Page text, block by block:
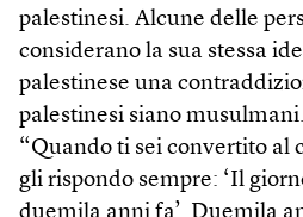
palestinesi. Alcune delle
considerano la sua stessa
palestinese una
palestinesi siano
“Quando ti sei convertito al
gli rispondo sempre: ‘Il
duemila anni fa’. Duemila